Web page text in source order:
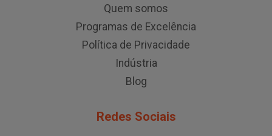
Quem somos
Programas de Excelência
Política de Privacidade
Indústria
Blog
Redes Sociais